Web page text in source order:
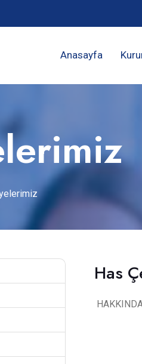
Anasayfa
Has